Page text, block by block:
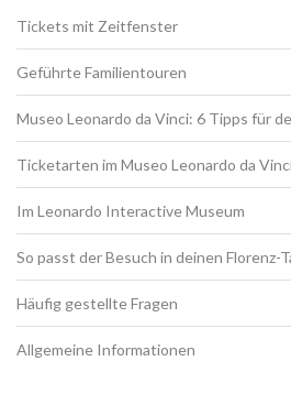
Tickets mit Zeitfenster
Geführte Familientouren
Museo Leonardo da Vinci: 6 Tipps für
Ticketarten im Museo Leonardo da
Im Leonardo Interactive Museum
So passt der Besuch in deinen Florenz-
Häufig gestellte Fragen
Allgemeine Informationen